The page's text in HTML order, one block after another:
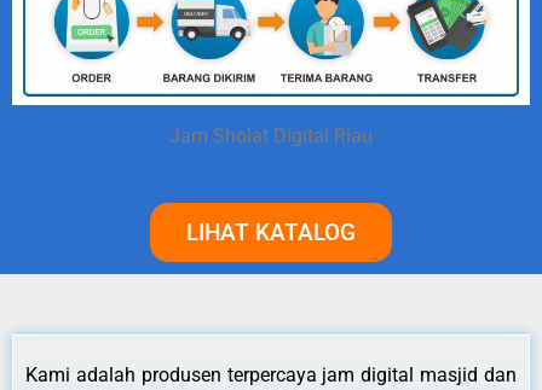
Jam Sholat Digital Riau
LIHAT KATALOG
Kami adalah produsen terpercaya jam digital masjid dan